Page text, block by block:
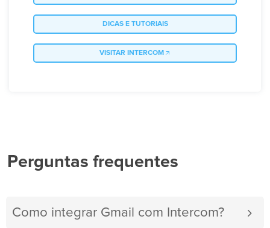
DICAS E TUTORIAIS
VISITAR INTERCOM
Perguntas frequentes
Como integrar Gmail com Intercom?